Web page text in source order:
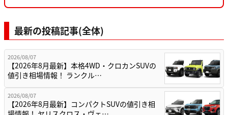
最新の投稿記事(全体)
2026/08/07
【2026年8月最新】本格4WD・クロカンSUVの
値引き相場情報！ ランクル…
2026/08/07
【2026年8月最新】コンパクトSUVの値引き相